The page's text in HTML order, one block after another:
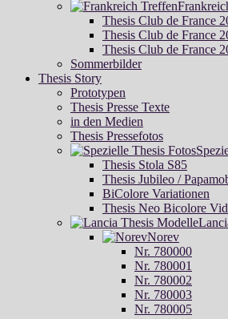
Thesis Club de France
Thesis Club de France
Thesis Club de France
Sommerbilder
Thesis Story
Prototypen
Thesis Presse Texte
in den Medien
Thesis Pressefotos
Thesis Stola S85
Thesis Jubileo /
BiColore Variationen
Thesis Neo Bicolore
Norev
Nr. 780000
Nr. 780001
Nr. 780002
Nr. 780003
Nr. 780005